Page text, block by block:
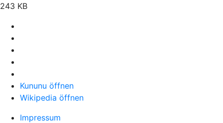
243 KB
Kununu öffnen
Wikipedia öffnen
Impressum